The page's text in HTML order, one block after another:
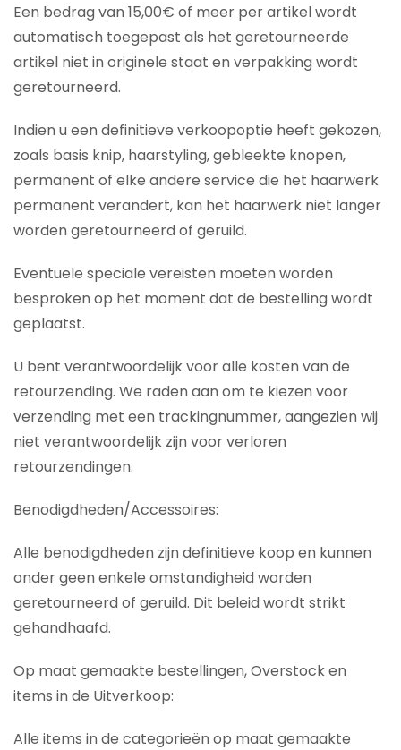
Een bedrag van 15,00€ of meer per artikel wordt
automatisch toegepast als het geretourneerde
artikel niet in originele staat en verpakking wordt
geretourneerd.
Indien u een definitieve verkoopoptie heeft gekozen,
zoals basis knip, haarstyling, gebleekte knopen,
permanent of elke andere service die het haarwerk
permanent verandert, kan het haarwerk niet langer
worden geretourneerd of geruild.
Eventuele speciale vereisten moeten worden
besproken op het moment dat de bestelling wordt
geplaatst.
U bent verantwoordelijk voor alle kosten van de
retourzending. We raden aan om te kiezen voor
verzending met een trackingnummer, aangezien wij
niet verantwoordelijk zijn voor verloren
retourzendingen.
Benodigdheden/Accessoires:
Alle benodigdheden zijn definitieve koop en kunnen
onder geen enkele omstandigheid worden
geretourneerd of geruild. Dit beleid wordt strikt
gehandhaafd.
Op maat gemaakte bestellingen, Overstock en
items in de Uitverkoop:
Alle items in de categorieën op maat gemaakte